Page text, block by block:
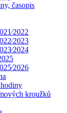
časopis
kroužků